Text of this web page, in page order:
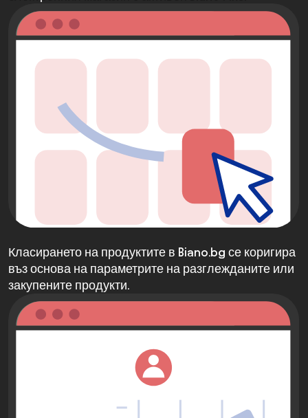
Класирането на продуктите в Biano.bg се коригира
въз основа на параметрите на разглежданите или
закупените продукти.